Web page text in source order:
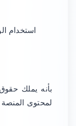
استخدام
لمحتوى